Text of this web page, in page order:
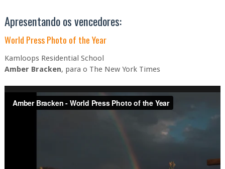
Apresentando os vencedores:
World Press Photo of the Year
Kamloops Residential School
Amber Bracken, para o The New York Times